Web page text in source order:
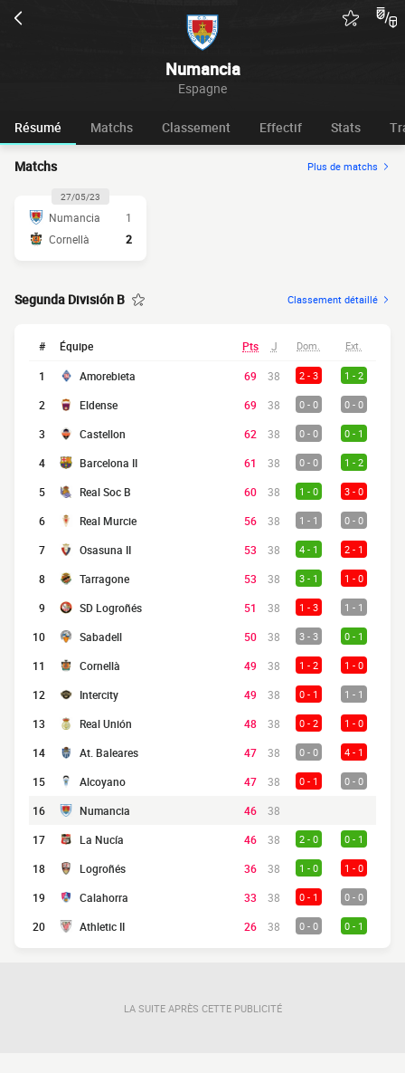
Numancia
Espagne
Résumé Matchs Classement Effectif Stats
Matchs Plus de matchs
27/05/23
Numancia
1
Cornellà
2
Segunda División B Classement détaillé
# Équipe Pts J Dom. Ext.
1 Amorebieta 69 38 2 - 3 1 - 2
2 Eldense 69 38 0 - 0 0 - 0
3 Castellon 62 38 0 - 0 0 - 1
4 Barcelona II 61 38 0 - 0 1 - 2
5 Real Soc B 60 38 1 - 0 3 - 0
6 Real Murcie 56 38 1 - 1 0 - 0
7 Osasuna II 53 38 4 - 1 2 - 1
8 Tarragone 53 38 3 - 1 1 - 0
9 SD Logroñés 51 38 1 - 3 1 - 1
10 Sabadell 50 38 3 - 3 0 - 1
11 Cornellà 49 38 1 - 2 1 - 0
12 Intercity 49 38 0 - 1 1 - 1
13 Real Unión 48 38 0 - 2 1 - 0
14 At. Baleares 47 38 0 - 0 4 - 1
15 Alcoyano 47 38 0 - 1 0 - 0
16 Numancia 46
38
17
La Nucía 46 38 2 - 0 0 - 1
18 Logroñés 36 38 1 - 0 1 - 0
19 Calahorra 33 38 0 - 1 0 - 0
20 Athletic II 26 38 0 - 0 0 - 1
LA SUITE APRÈS CETTE PUBLICITÉ